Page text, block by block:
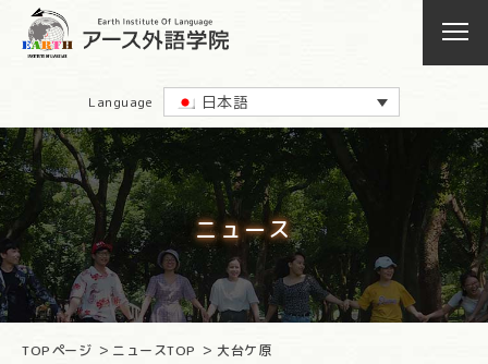
Language 日本語
ニュース
TOPページ ニュースTOP 大台ケ原